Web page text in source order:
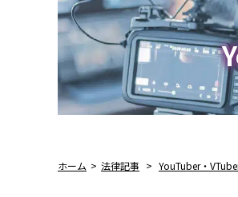
アクセス
IPO（上場）支援
ホーム > 法律記事 > YouTuber・